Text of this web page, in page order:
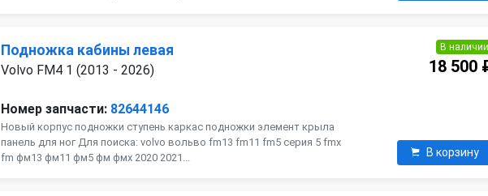
Подножка кабины левая
Volvo FM4 1 (2013 - 2026)
Номер запчасти: 82644146
Новый корпус подножки ступень каркас подножки элемент крыла
панель для ног Для поиска: volvo вольво fm13 fm11 fm5 серия 5 fmx
fm фм13 фм11 фм5 фм фмх 2020 2021...
В наличии
18 500
В корзину